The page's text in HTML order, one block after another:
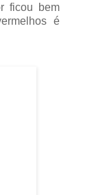
ficou bem
é